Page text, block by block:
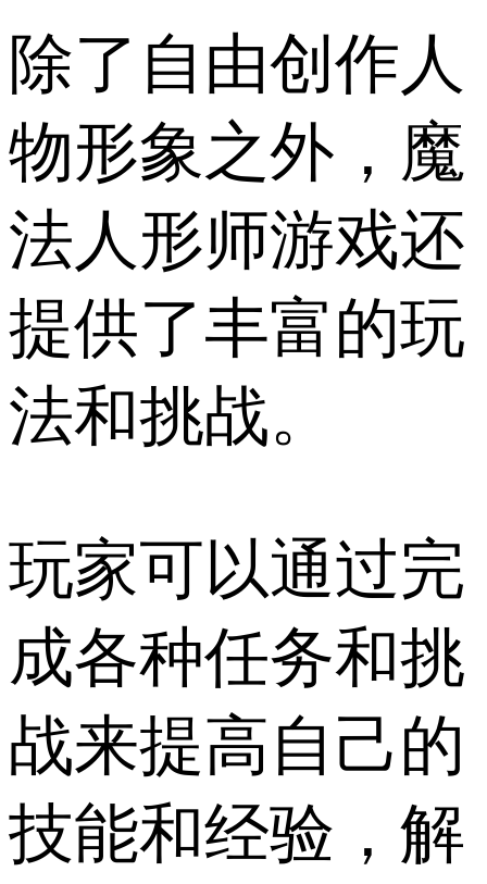
除了自由创作人
物形象之外，魔
法人形师游戏还
提供了丰富的玩
法和挑战。
玩家可以通过完
成各种任务和挑
战来提高自己的
技能和经验，解